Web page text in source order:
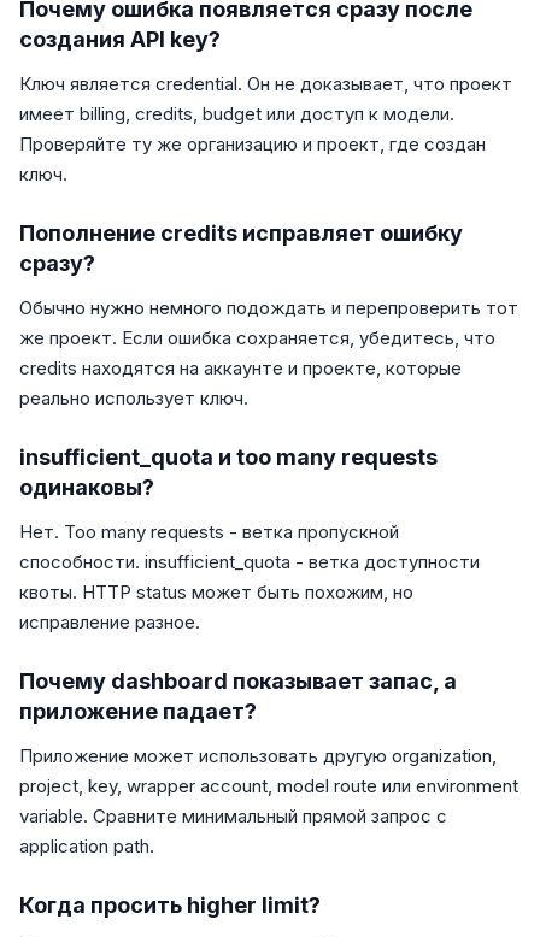
Почему ошибка появляется сразу после
создания API key?
Ключ является credential. Он не доказывает, что проект
имеет billing, credits, budget или доступ к модели.
Проверяйте ту же организацию и проект, где создан
ключ.
Пополнение credits исправляет ошибку
сразу?
Обычно нужно немного подождать и перепроверить тот
же проект. Если ошибка сохраняется, убедитесь, что
credits находятся на аккаунте и проекте, которые
реально использует ключ.
insufficient_quota и too many requests
одинаковы?
Нет. Too many requests - ветка пропускной
способности. insufficient_quota - ветка доступности
квоты. HTTP status может быть похожим, но
исправление разное.
Почему dashboard показывает запас, а
приложение падает?
Приложение может использовать другую organization,
project, key, wrapper account, model route или environment
variable. Сравните минимальный прямой запрос с
application path.
Когда просить higher limit?